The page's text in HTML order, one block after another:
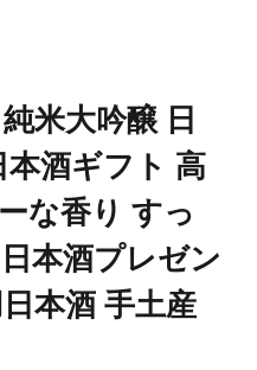
米大吟醸 日
本酒ギフト 高
な香り すっ
本酒プレゼン
本酒 手土産